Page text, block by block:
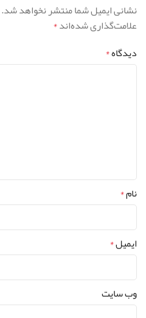
نشانی ایمیل شما منتشر نخواهد شد.
علامت‌گذاری شده‌اند*
دیدگاه*
نام*
ایمیل*
وب‌ سایت